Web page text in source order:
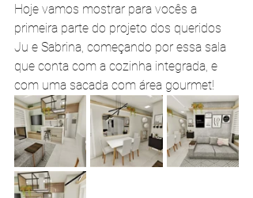
Hoje vamos mostrar para vocês a
primeira parte do projeto dos queridos
Ju e Sabrina, começando por essa sala
que conta com a cozinha integrada, e
com uma sacada com área gourmet!